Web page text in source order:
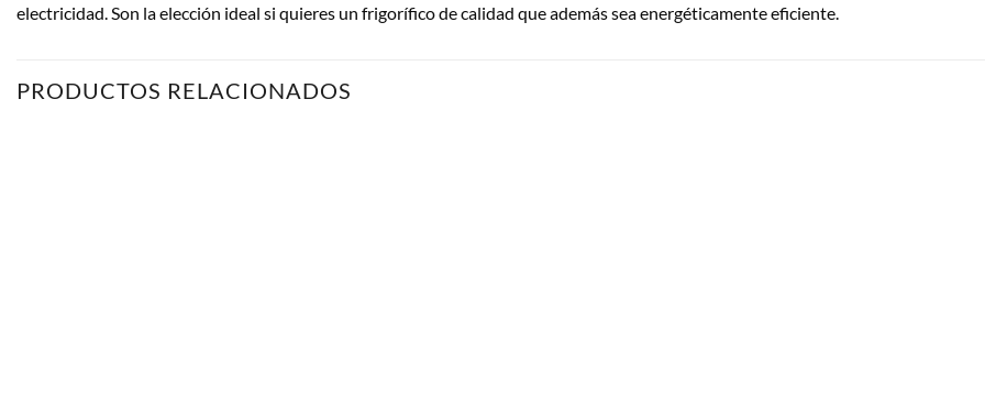
electricidad. Son la elección ideal si quieres un frigorífico de calidad que además sea energéticamente eficiente.
PRODUCTOS RELACIONADOS